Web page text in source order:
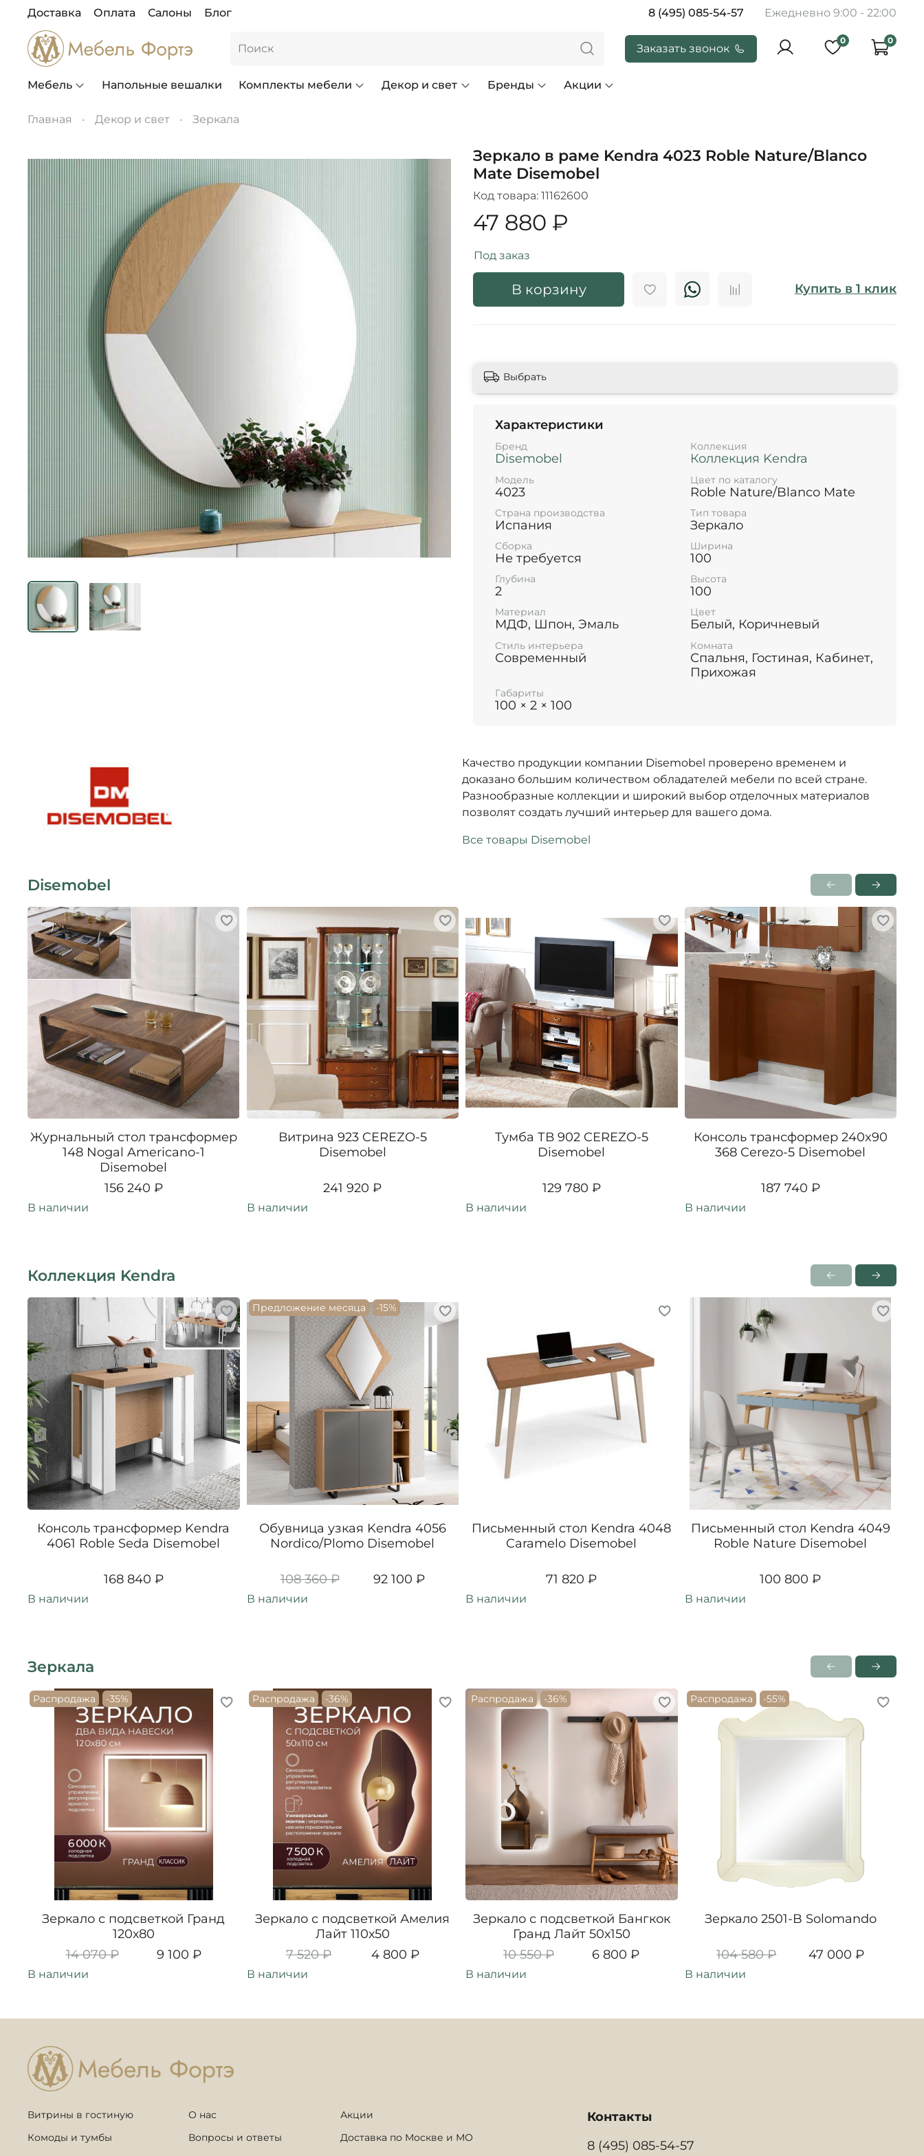
Доставка Оплата Салоны Блог 8 (495) 085-54-57 Ежедневно 9:00 - 22:00
Заказать звонок
0 0
Мебель Напольные вешалки Комплекты мебели Декор и свет Бренды Акции
Главная Декор и свет Зеркала
Зеркало в раме Kendra 4023 Roble Nature/Blanco
Mate Disemobel
Код товара: 11162600
47 880 ₽
В корзину Купить в 1 клик
Под заказ
Выбрать
Характеристики
Бренд
Disemobel
Коллекция
Коллекция Kendra
Модель
4023
Цвет по каталогу
Roble Nature/Blanco Mate
Страна производства
Испания
Тип товара
Зеркало
Сборка
Не требуется
Ширина
100
Глубина
2
Высота
100
Материал
МДФ, Шпон, Эмаль
Цвет
Белый, Коричневый
Стиль интерьера
Современный
Комната
Спальня, Гостиная, Кабинет,
Прихожая
Габариты
100 × 2 × 100
Качество продукции компании Disemobel проверено временем и
доказано большим количеством обладателей мебели по всей стране.
Разнообразные коллекции и широкий выбор отделочных материалов
позволят создать лучший интерьер для вашего дома.
Все товары Disemobel
Disemobel
Журнальный стол трансформер
148 Nogal Americano-1
Disemobel
156 240 ₽
В наличии
Витрина 923 CEREZO-5
Disemobel
241 920 ₽
В наличии
Тумба ТВ 902 CEREZO-5
Disemobel
129 780 ₽
В наличии
Консоль трансформер 240x90
368 Cerezo-5 Disemobel
187 740 ₽
В наличии
Коллекция Kendra
Консоль трансформер Kendra
4061 Roble Seda Disemobel
168 840 ₽
В наличии
Предложение месяца -15%
Обувница узкая Kendra 4056
Nordico/Plomo Disemobel
108 360 ₽ 92 100 ₽
В наличии
Письменный стол Kendra 4048
Caramelo Disemobel
71 820 ₽
В наличии
Письменный стол Kendra 4049
Roble Nature Disemobel
100 800 ₽
В наличии
Зеркала
Распродажа -35%
Зеркало с подсветкой Гранд
120х80
14 070 ₽
9 100 ₽
В наличии
Распродажа -36%
Зеркало с подсветкой Амелия
Лайт 110х50
7 520 ₽
4 800 ₽
В наличии
Распродажа -36%
Зеркало с подсветкой Бангкок
Гранд Лайт 50х150
10 550 ₽
6 800 ₽
В наличии
Распродажа -55%
Зеркало 2501-B Solomando
104 580 ₽ 47 000 ₽
В наличии
Витрины в гостиную
Комоды и тумбы
О нас
Вопросы и ответы
Акции
Доставка по Москве и МО
Контакты
8 (495) 085-54-57